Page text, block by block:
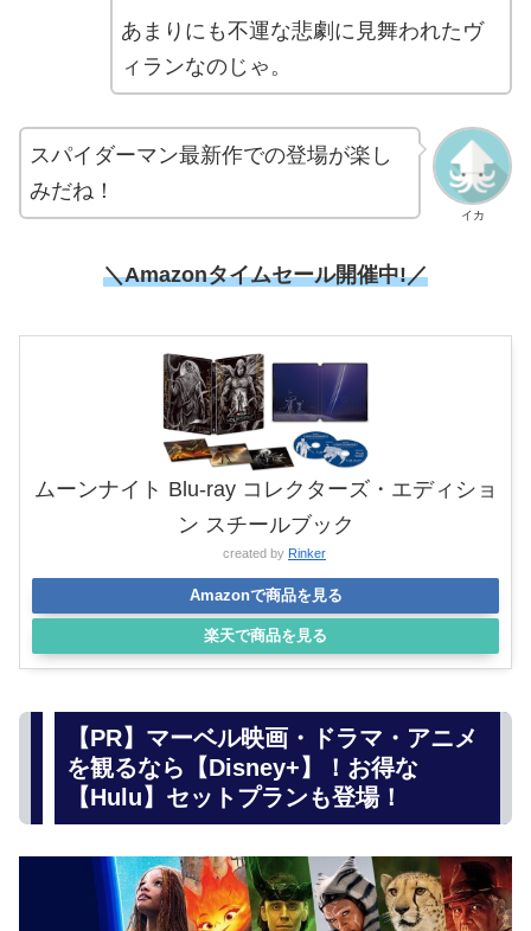
あまりにも不運な悲劇に見舞われたヴ
ィランなのじゃ。
イカ
スパイダーマン最新作での登場が楽し
みだね！
＼Amazonタイムセール開催中!／
ムーンナイト Blu-ray コレクターズ・エディショ
ン スチールブック
created by Rinker
Amazonで商品を見る
楽天で商品を見る
【PR】マーベル映画・ドラマ・アニメ
を観るなら【Disney+】！お得な
【Hulu】セットプランも登場！